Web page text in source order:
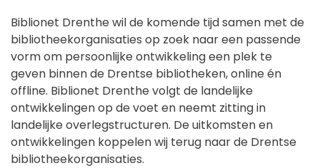
Biblionet Drenthe wil de komende tijd samen met de
bibliotheekorganisaties op zoek naar een passende
vorm om persoonlijke ontwikkeling een plek te
geven binnen de Drentse bibliotheken, online én
offline. Biblionet Drenthe volgt de landelijke
ontwikkelingen op de voet en neemt zitting in
landelijke overlegstructuren. De uitkomsten en
ontwikkelingen koppelen wij terug naar de Drentse
bibliotheekorganisaties.